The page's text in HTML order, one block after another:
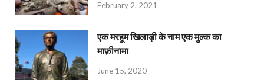
February 2, 2021
एक मरहूम खिलाड़ी के नाम एक मुल्क का
माफ़ीनामा
June 15, 2020